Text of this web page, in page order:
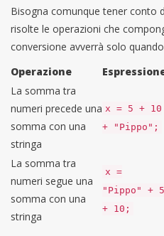
Bisogna comunque tener conto
risolte le operazioni che
conversione avverrà solo
Operazione
La somma tra
numeri precede una
somma con una
stringa
x = 5 + 10
+ "Pippo";
La somma tra
numeri segue una
somma con una
stringa
x =
"Pippo" + 5
+ 10;